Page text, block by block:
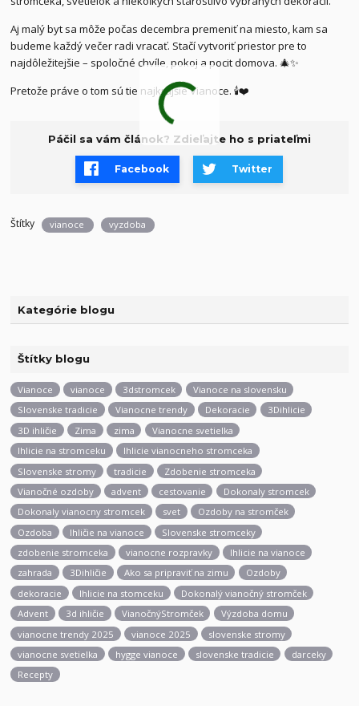
Kategórie blogu
Štítky blogu
Vianoce vianoce 3dstromcek
Vianoce na slovensku
Slovenske tradicie
Vianocne trendy Dekoracie
3Dihlicie
3D ihličie
Zima zima
Vianocne svetielka
Ihlicie na stromceku
Ihlicie vianocneho stromceka
Slovenske stromy
tradicie
Zdobenie stromceka
Vianočné ozdoby
advent cestovanie
Dokonaly stromcek
Dokonaly vianocny stromcek
svet
Ozdoby na stromček
Ozdoba
Ihličie na vianoce
Slovenske stromceky
zdobenie stromceka
vianocne rozpravky
Ihlicie na vianoce
zahrada
3Dihličie Ako sa pripraviť na zimu
Ozdoby
dekoracie
Ihlicie na stomceku
Dokonalý vianočný stromček
Advent
3d ihličie VianočnýStromček
Výzdoba domu
vianocne trendy 2025
vianoce 2025
slovenske stromy
vianocne svetielka
hygge vianoce slovenske tradicie
darceky
Recepty
Aj malý byt sa môže počas decembra premeniť na miesto, kam sa
budeme každý večer radi vracať. Stačí vytvoriť priestor pre to
najdôležitejšie – spoločné chvíle, pokoj a pocit domova. 🎄✨
Pretože práve o tom sú tie najkrajšie Vianoce. 🕯️❤️
Páčil sa vám článok? Zdieľajte ho s priateľmi
Facebook Twitter
Štítky vianoce vyzdoba